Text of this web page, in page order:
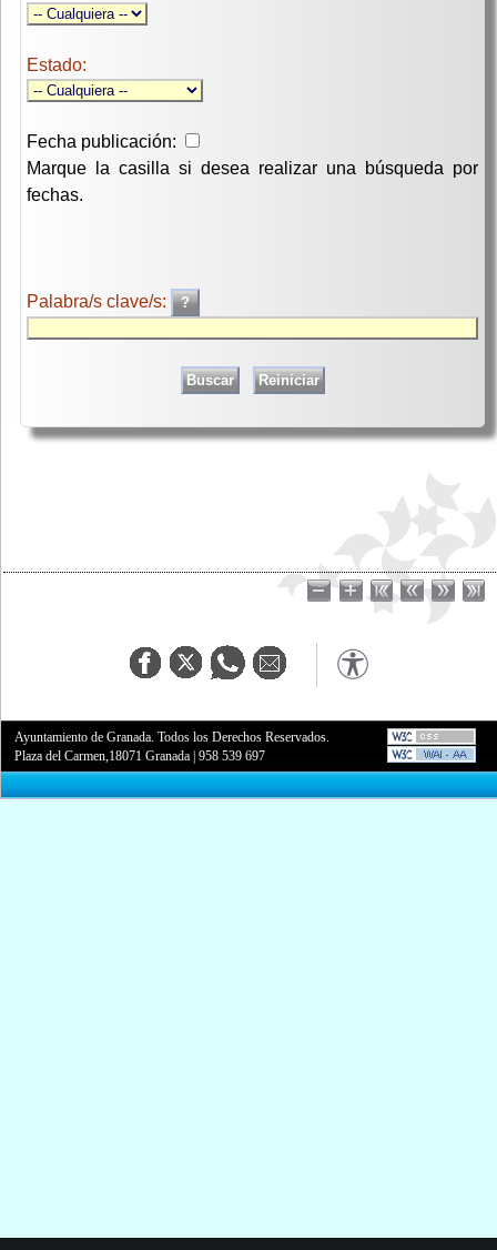
Estado:
Fecha publicación:
Marque la casilla si desea realizar una búsqueda por
fechas.
Palabra/s clave/s:
Ayuntamiento de Granada. Todos los Derechos Reservados.
Plaza del Carmen,18071 Granada |958 539 697